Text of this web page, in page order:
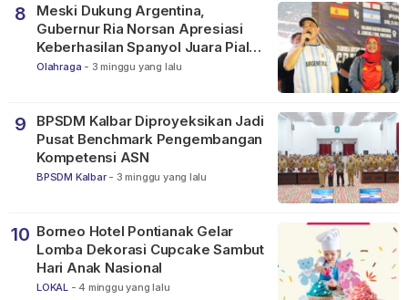
8
Meski Dukung Argentina,
Gubernur Ria Norsan Apresiasi
Keberhasilan Spanyol Juara Piala
Dunia FIFA 2026
Olahraga - 3 minggu yang lalu
9
BPSDM Kalbar Diproyeksikan Jadi
Pusat Benchmark Pengembangan
Kompetensi ASN
BPSDM Kalbar - 3 minggu yang lalu
10 Borneo Hotel Pontianak Gelar
Lomba Dekorasi Cupcake Sambut
Hari Anak Nasional
LOKAL - 4 minggu yang lalu